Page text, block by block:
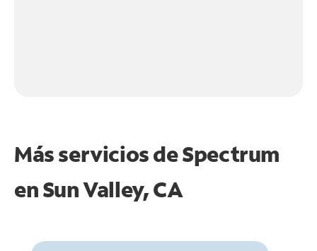
Más servicios de Spectrum
enSun Valley, CA